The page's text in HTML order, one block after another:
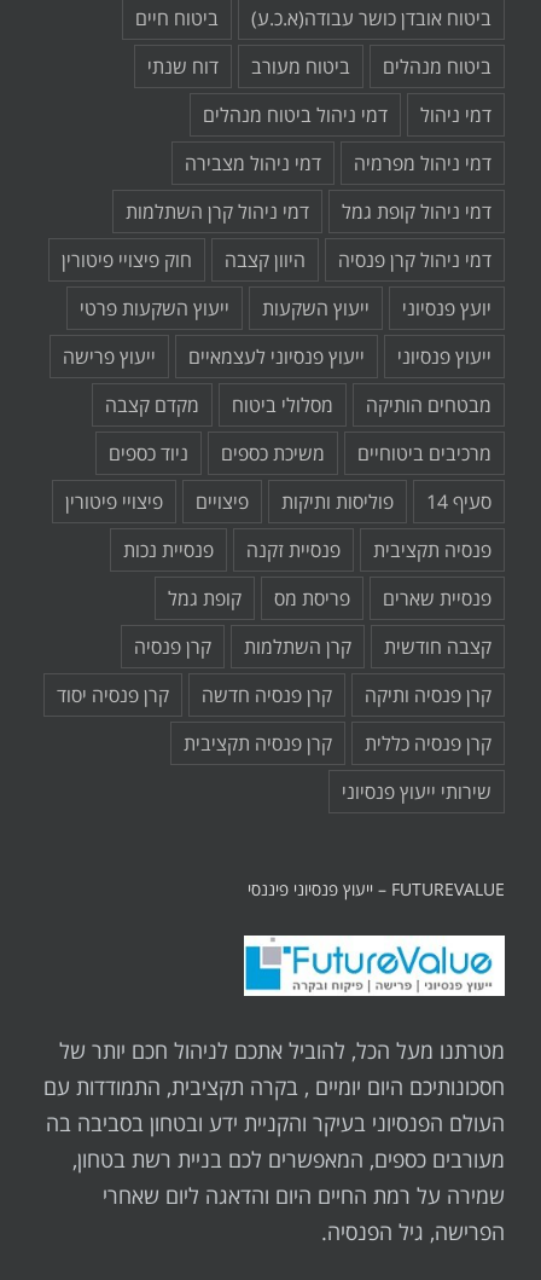
ביטוח אובדן כושר עבודה(א.כ.ע)
ביטוח חיים
ביטוח מנהלים
ביטוח מעורב
דוח שנתי
דמי ניהול
דמי ניהול ביטוח מנהלים
דמי ניהול מפרמיה
דמי ניהול מצבירה
דמי ניהול קופת גמל
דמי ניהול קרן השתלמות
דמי ניהול קרן פנסיה
היוון קצבה
חוק פיצויי פיטורין
יועץ פנסיוני
ייעוץ השקעות
ייעוץ השקעות פרטי
ייעוץ פנסיוני
ייעוץ פנסיוני לעצמאיים
ייעוץ פרישה
מבטחים הותיקה
מסלולי ביטוח
מקדם קצבה
מרכיבים ביטוחיים
משיכת כספים
ניוד כספים
סעיף 14
פוליסות ותיקות פיצויים
פיצויי פיטורין
פנסיה תקציבית
פנסיית זקנה
פנסיית נכות
פנסיית שארים
פריסת מס
קופת גמל
קצבה חודשית
קרן השתלמות
קרן פנסיה
קרן פנסיה ותיקה
קרן פנסיה חדשה
קרן פנסיה יסוד
קרן פנסיה כללית
קרן פנסיה תקציבית
שירותי ייעוץ פנסיוני
FUTUREVALUE – ייעוץ פנסיוני פיננסי
מטרתנו מעל הכל, להוביל אתכם לניהול חכם יותר של
חסכונותיכם היום יומיים , בקרה תקציבית, התמודדות עם
העולם הפנסיוני בעיקר והקניית ידע ובטחון בסביבה בה
מעורבים כספים, המאפשרים לכם בניית רשת בטחון,
שמירה על רמת החיים היום והדאגה ליום שאחרי
הפרישה, גיל הפנסיה.